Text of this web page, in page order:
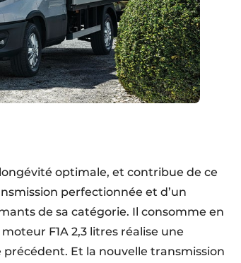
optimale, et contribue de ce
perfectionnée et d’un
de sa catégorie. Il consomme en
F1A 2,3 litres réalise une
Et la nouvelle transmission